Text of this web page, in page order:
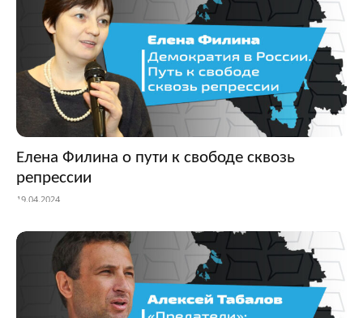
Елена Филина о пути к свободе сквозь
репрессии
19.04.2024